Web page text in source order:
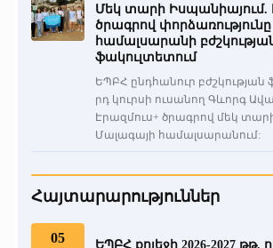
«Հերացի» արհեստակցական
«Հերացի» վերլուծական
Մեկ տարի Իսպանիայում.
ծրագրով
համալսարանի
ֆակուլտետում
ԵՊԲՀ ընդհանուր բժշկության
րդ կուրսի ուսանող Գևորգ
Էրազմուս+ ծրագրով մեկ տարի
Մալագայի համալսարանում:
Հայտարարություններ
05
ԵՊԲՀ քոլեջի 2026-2027 թթ.